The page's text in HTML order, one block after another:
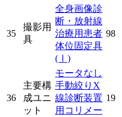
35
撮影用
具
全身画像診
断・放射線
治療用患者
体位固定具
(Ⅰ)
98
36
主要構
成ユニ
ット
モータなし
手動絞りX
線診断装置
用コリメー
19